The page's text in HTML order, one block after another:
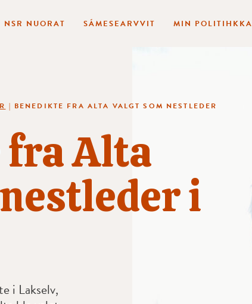
NSR NUORAT SÁMESEARVVIT MIN POLITIHKKA
| BENEDIKTE FRA ALTA VALGT SOM NESTLEDER
Alta
i
i Lakselv,